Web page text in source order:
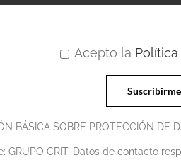
Acepto la
BÁSICA SOBRE PROTECCIÓN DE
GRUPO CRIT. Datos de contacto